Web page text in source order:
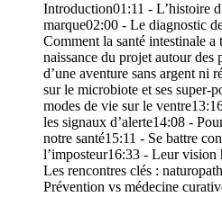
Introduction01:11 - L’histoire
marque02:00 - Le diagnostic
Comment la santé intestinale
naissance du projet autour
d’une aventure sans argent ni
sur le microbiote et ses super-
modes de vie sur le
les signaux d’alerte14:08 -
notre santé15:11 - Se battre
l’imposteur16:33 - Leur
Les rencontres clés :
Prévention vs médecine